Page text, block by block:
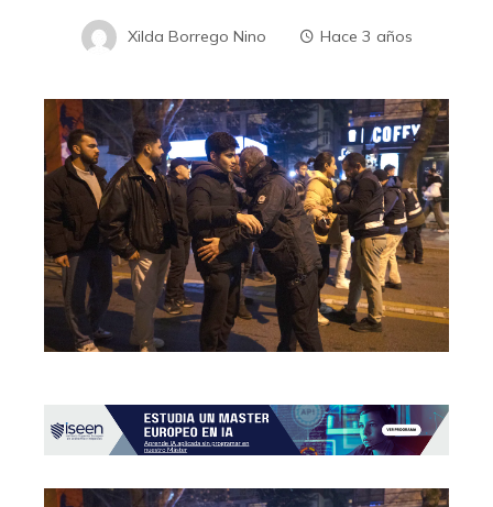
Xilda Borrego Nino Hace 3 años